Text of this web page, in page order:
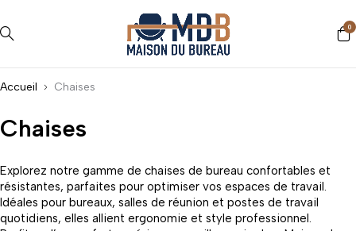
0
Accueil Chaises
Chaises
Explorez notre gamme de chaises de bureau confortables et
résistantes, parfaites pour optimiser vos espaces de travail.
Idéales pour bureaux, salles de réunion et postes de travail
quotidiens, elles allient ergonomie et style professionnel.